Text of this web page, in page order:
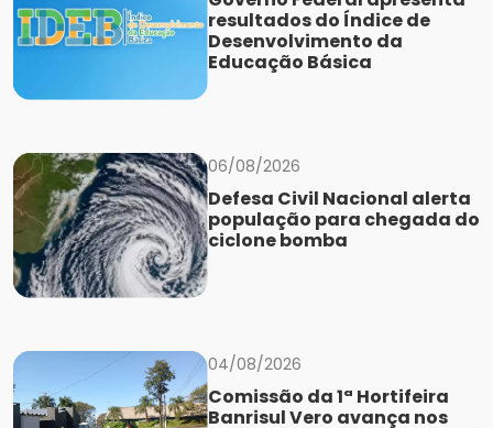
resultados do Índice de
Desenvolvimento da
Educação Básica
06/08/2026
Defesa Civil Nacional alerta
população para chegada do
ciclone bomba
04/08/2026
Comissão da 1ª Hortifeira
Banrisul Vero avança nos